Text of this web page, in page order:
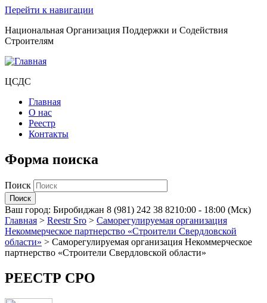
Перейти к навигации
Национальная Организация Поддержки и Содействия
Строителям
ЦСДС
Главная
О нас
Реестр
Контакты
Форма поиска
Поиск
Ваш город: Биробиджан 8 (981) 242 38 8210:00 - 18:00 (Мск)
Главная > Reestr Sro > Саморегулируемая организация
Некоммерческое партнерство «Строители Свердловской
области» > Саморегулируемая организация Некоммерческое
партнерство «Строители Свердловской области»
РЕЕСТР СРО